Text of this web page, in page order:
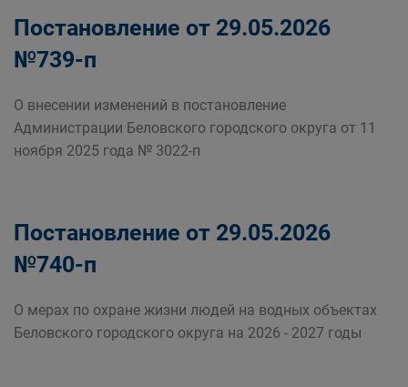
Постановление от 29.05.2026
№739-п
О внесении изменений в постановление
Администрации Беловского городского округа от 11
ноября 2025 года № 3022-п
Постановление от 29.05.2026
№740-п
О мерах по охране жизни людей на водных объектах
Беловского городского округа на 2026 - 2027 годы